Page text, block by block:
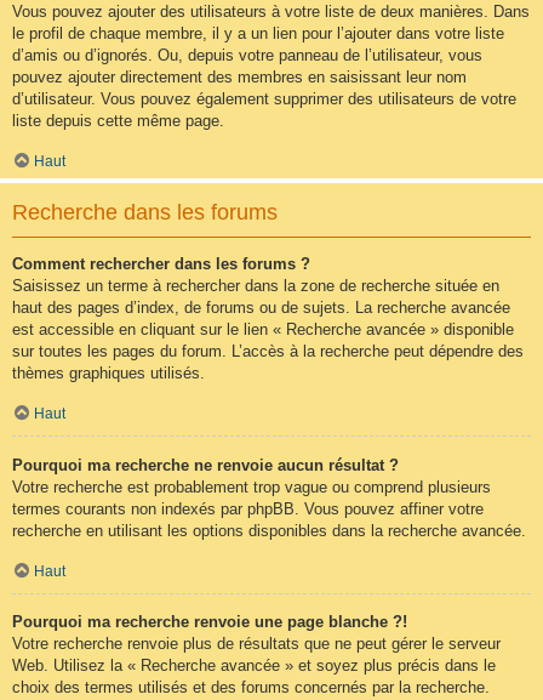
Vous pouvez ajouter des utilisateurs à votre liste de deux manières. Dans
le profil de chaque membre, il y a un lien pour l’ajouter dans votre liste
d’amis ou d’ignorés. Ou, depuis votre panneau de l’utilisateur, vous
pouvez ajouter directement des membres en saisissant leur nom
d’utilisateur. Vous pouvez également supprimer des utilisateurs de votre
liste depuis cette même page.
Haut
Recherche dans les forums
Comment rechercher dans les forums ?
Saisissez un terme à rechercher dans la zone de recherche située en
haut des pages d’index, de forums ou de sujets. La recherche avancée
est accessible en cliquant sur le lien « Recherche avancée » disponible
sur toutes les pages du forum. L’accès à la recherche peut dépendre des
thèmes graphiques utilisés.
Haut
Pourquoi ma recherche ne renvoie aucun résultat ?
Votre recherche est probablement trop vague ou comprend plusieurs
termes courants non indexés par phpBB. Vous pouvez affiner votre
recherche en utilisant les options disponibles dans la recherche avancée.
Haut
Pourquoi ma recherche renvoie une page blanche ?!
Votre recherche renvoie plus de résultats que ne peut gérer le serveur
Web. Utilisez la « Recherche avancée » et soyez plus précis dans le
choix des termes utilisés et des forums concernés par la recherche.